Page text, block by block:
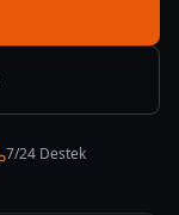
7/24 Destek